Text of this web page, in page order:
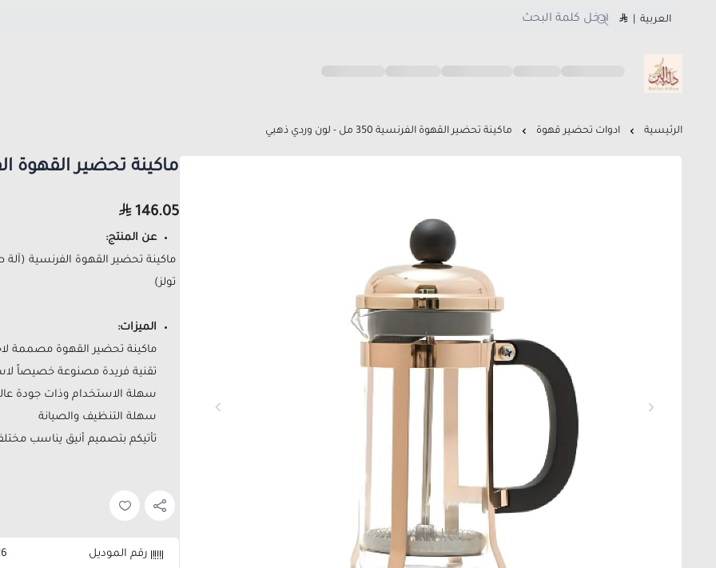
العربية
متجر دلة البن
الرئيسية ادوات تحضير قهوة ماكينة تحضير القهوة الفرنسية 350 مل - لون وردي ذهبي
ماكينة تحضير القهوة الفرنسية 350 مل -
146.05
عن المنتج:
ماكينة تحضير القهوة الفرنسية
تولز)
الميزات:
ماكينة تحضير القهوة مصممة
تقنية فريدة مصنوعة خصيصاً
سهلة الاستخدام وذات جودة
سهلة التنظيف والصيانة
تأتيكم بتصميم أنيق يناسب مختلف
رقم الموديل